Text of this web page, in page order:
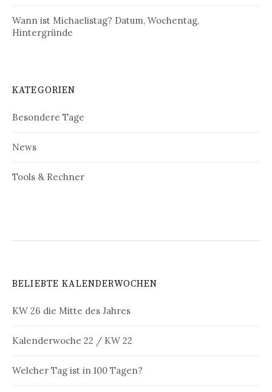
Wann ist Michaelistag? Datum, Wochentag,
Hintergründe
KATEGORIEN
Besondere Tage
News
Tools & Rechner
BELIEBTE KALENDERWOCHEN
KW 26 die Mitte des Jahres
Kalenderwoche 22 / KW 22
Welcher Tag ist in 100 Tagen?